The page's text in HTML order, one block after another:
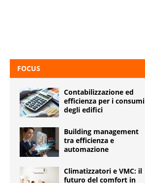
FOCUS
Contabilizzazione ed
efficienza per i consumi
degli edifici
Building management
tra efficienza e
automazione
Climatizzatori e VMC: il
futuro del comfort in